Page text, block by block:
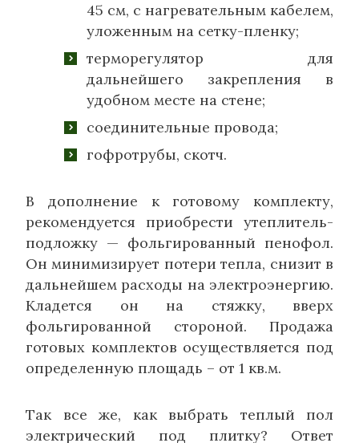
45 см, с нагревательным кабелем,
уложенным на сетку-пленку;
терморегулятор для
дальнейшего закрепления в
удобном месте на стене;
соединительные провода;
гофротрубы, скотч.
В дополнение к готовому комплекту,
рекомендуется приобрести утеплитель-
подложку — фольгированный пенофол.
Он минимизирует потери тепла, снизит в
дальнейшем расходы на электроэнергию.
Кладется он на стяжку, вверх
фольгированной стороной. Продажа
готовых комплектов осуществляется под
определенную площадь – от 1 кв.м.
Так все же, как выбрать теплый пол
электрический под плитку? Ответ